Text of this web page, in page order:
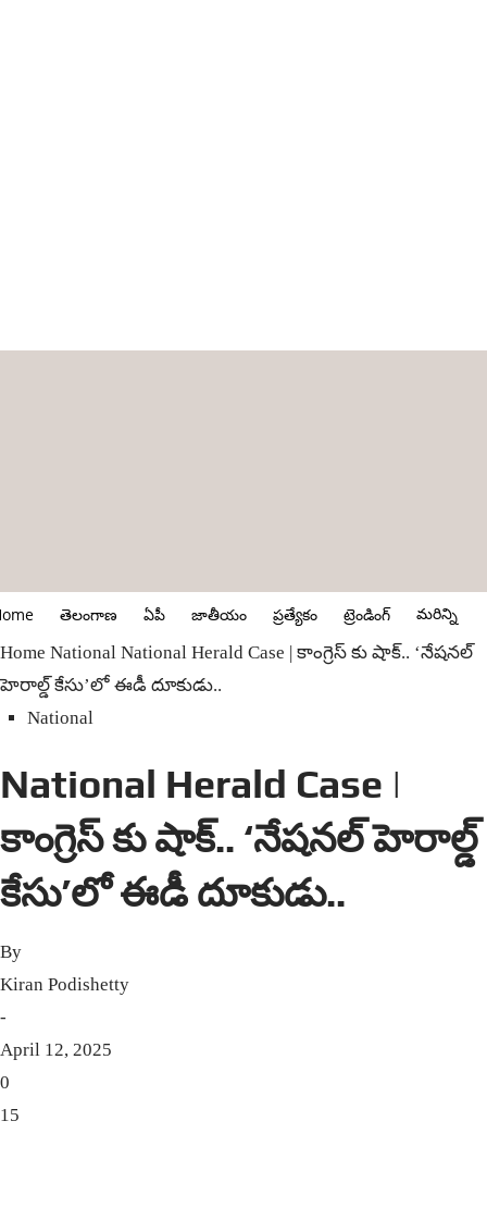
తెలంగాణ ఏపీ జాతీయం ప్రత్యేకం ట్రెండింగ్
మరిన్ని
Home National National Herald Case | కాంగ్రెస్ కు షాక్.. ‘నేషనల్
హెరాల్డ్ కేసు’లో ఈడీ దూకుడు..
National
National Herald Case |
కాంగ్రెస్ కు షాక్.. ‘నేషనల్ హెరాల్డ్
కేసు’లో ఈడీ దూకుడు..
By
Kiran Podishetty
-
April 12, 2025
0
15